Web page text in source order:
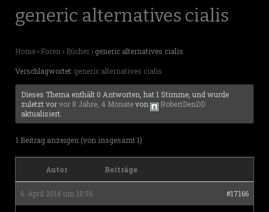
generic alternatives cialis
Home› Foren › Bücher› generic alternatives cialis
Verschlagwortet: generic alternatives cialis
Dieses Thema enthält 0 Antworten, hat 1 Stimme, und wurde
zuletzt vorvor 8 Jahre, 4 Monatevon
RobertDenDD
aktualisiert.
1 Beitrag anzeigen (von insgesamt 1)
Autor Beiträge
6. April 2018 um 18:56 #17166